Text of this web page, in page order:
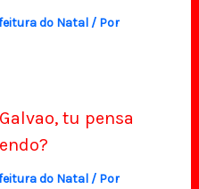
do Natal/ Por
tu pensa
do Natal/ Por